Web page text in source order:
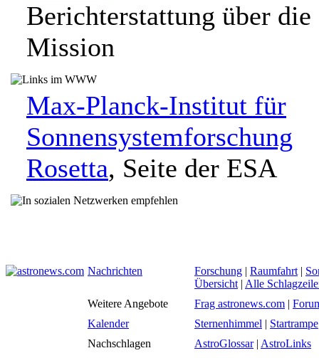
Berichterstattung über die
Mission
Max-Planck-Institut für
Sonnensystemforschung
Rosetta, Seite der ESA
Nachrichten Forschung | Raumfahrt |
Übersicht | Alle
Weitere Angebote
Frag astronews.com |
Kalender
Sternenhimmel | Startrampe
Nachschlagen
AstroGlossar| AstroLinks